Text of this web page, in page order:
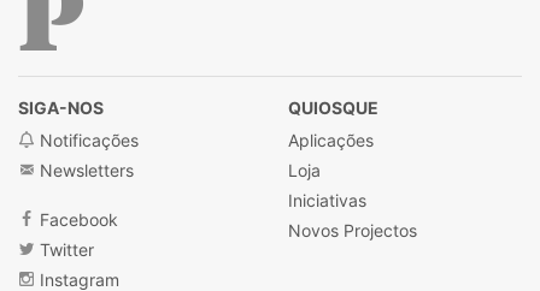
SIGA-NOS
Notificações
Newsletters
Facebook
Twitter
Instagram
QUIOSQUE
Aplicações
Loja
Iniciativas
Novos Projectos